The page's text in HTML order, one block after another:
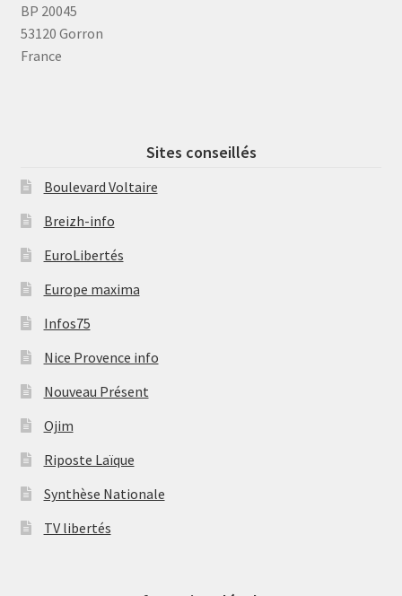
BP 20045
53120 Gorron
France
Sites conseillés
Boulevard Voltaire
Breizh-info
EuroLibertés
Europe maxima
Infos75
Nice Provence info
Nouveau Présent
Ojim
Riposte Laïque
Synthèse Nationale
TV libertés